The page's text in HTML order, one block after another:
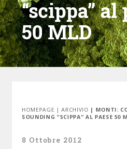
“scippa” al
50 MLD
HOMEPAGE |ARCHIVIO | MONTI:
SOUNDING “SCIPPA” AL PAESE 50
8 Ottobre 2012